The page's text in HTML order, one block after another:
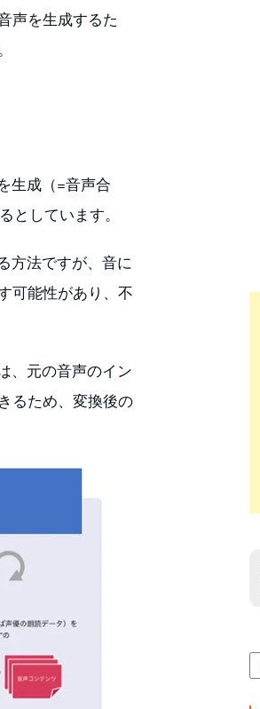
声を生成するた
生成（=音声合
しています。
方法ですが、音に
可能性があり、不
、元の音声のイン
るため、変換後の